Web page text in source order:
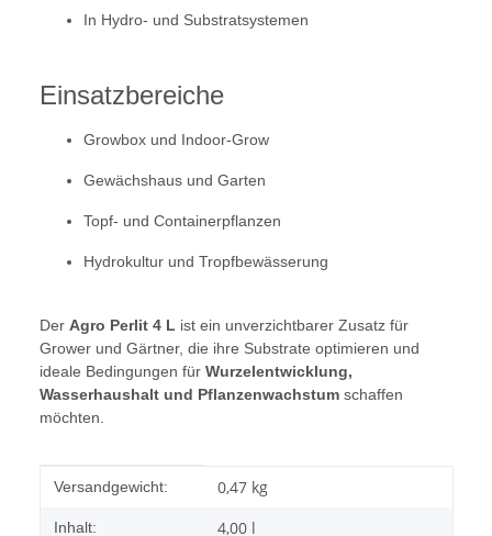
In Hydro- und Substratsystemen
Einsatzbereiche
Growbox und Indoor-Grow
Gewächshaus und Garten
Topf- und Containerpflanzen
Hydrokultur und Tropfbewässerung
Der Agro Perlit 4 L ist ein unverzichtbarer Zusatz für
Grower und Gärtner, die ihre Substrate optimieren und
ideale Bedingungen für Wurzelentwicklung,
Wasserhaushalt und Pflanzenwachstum schaffen
möchten.
Produkteigenschaft
Wert
Versandgewicht: 0,47 kg
Inhalt: 4,00 l